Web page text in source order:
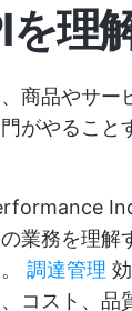
を理
商品やサー
がやること
業務を理解
調達管理
コスト、品